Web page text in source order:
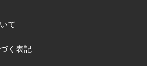
て
く表記